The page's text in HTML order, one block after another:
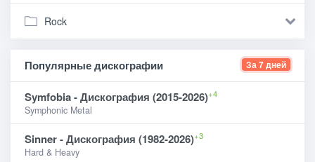
Rock
Популярные дискографии За 7 дней
Symfobia - Дискография (2015-2026)+4
Symphonic Metal
Sinner - Дискография (1982-2026)+3
Hard & Heavy